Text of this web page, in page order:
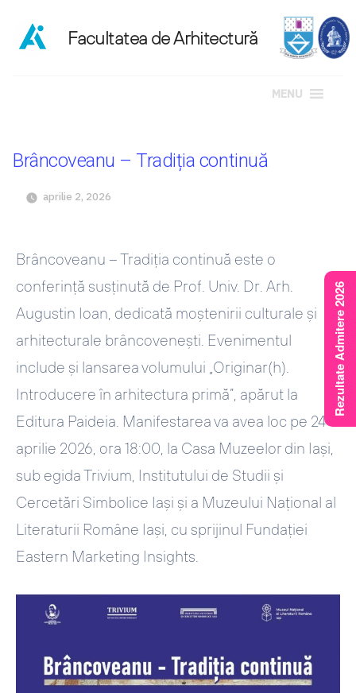
conținut
MENU
Brâncoveanu – Tradiția continuă
aprilie 2, 2026
Brâncoveanu – Tradiția continuă este o
conferință susținută de Prof. Univ. Dr. Arh.
Augustin Ioan, dedicată moștenirii culturale și
arhitecturale brâncovenești. Evenimentul
include și lansarea volumului „Originar(h).
Introducere în arhitectura primă”, apărut la
Editura Paideia. Manifestarea va avea loc pe 24
aprilie 2026, ora 18:00, la Casa Muzeelor din Iași,
sub egida Trivium, Institutului de Studii și
Cercetări Simbolice Iași și a Muzeului Național al
Literaturii Române Iași, cu sprijinul Fundației
Eastern Marketing Insights.
Rezultate Admitere 2026